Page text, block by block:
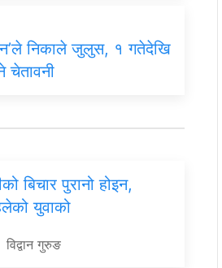
निकाले जुलुस, १ गतेदेखि
चेतावनी
बिचार पुरानो होइन,
युवाको
विद्वान गुरुङ